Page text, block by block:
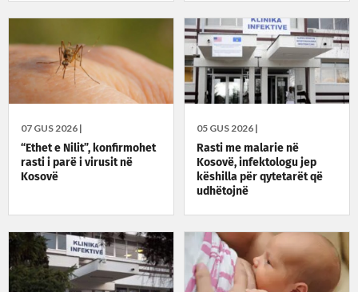
07 GUS 2026 |
“Ethet e Nilit”, konfirmohet
rasti i parë i virusit në
Kosovë
05 GUS 2026 |
Rasti me malarie në
Kosovë, infektologu jep
këshilla për qytetarët që
udhëtojnë